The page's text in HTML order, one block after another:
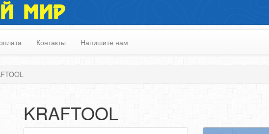
МИР
Контакты Напишите нам
KRAFTOOL